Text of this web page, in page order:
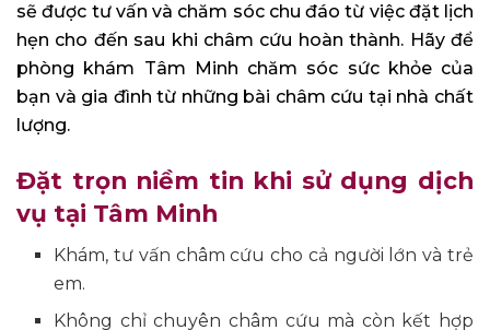
sẽ được tư vấn và chăm sóc chu đáo từ việc đặt lịch
hẹn cho đến sau khi châm cứu hoàn thành. Hãy để
phòng khám Tâm Minh chăm sóc sức khỏe của
bạn và gia đình từ những bài châm cứu tại nhà chất
lượng.
Đặt trọn niềm tin khi sử dụng dịch
vụ tại Tâm Minh
Khám, tư vấn châm cứu cho cả người lớn và trẻ
em.
Không chỉ chuyên châm cứu mà còn kết hợp